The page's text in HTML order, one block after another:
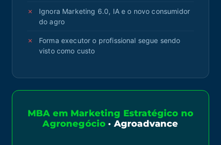
Ignora Marketing 6.0, IA e o novo consumidor
do agro
Forma executor o profissional segue sendo
visto como custo
MBA em Marketing Estratégico no
Agronegócio · Agroadvance